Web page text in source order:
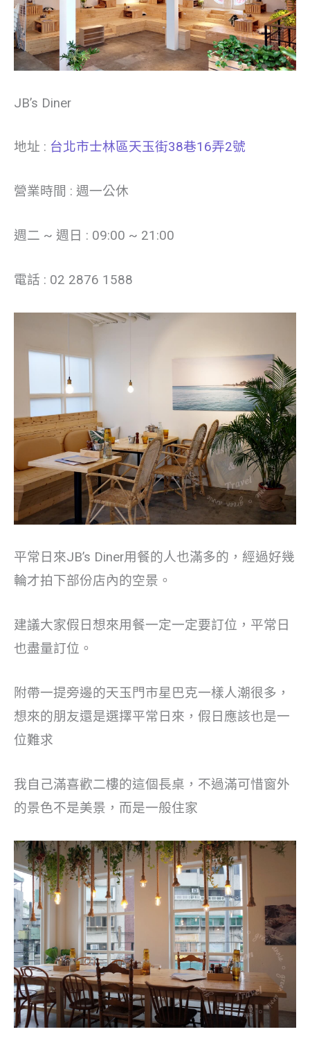
JB’s Diner
地址 : 台北市士林區天玉街38巷16弄2號
營業時間 : 週一公休
週二 ~ 週日 : 09:00 ~ 21:00
電話 : 02 2876 1588
平常日來JB’s Diner用餐的人也滿多的，經過好幾
輪才拍下部份店內的空景。
建議大家假日想來用餐一定一定要訂位，平常日
也盡量訂位。
附帶一提旁邊的天玉門市星巴克一樣人潮很多，
想來的朋友還是選擇平常日來，假日應該也是一
位難求
我自己滿喜歡二樓的這個長桌，不過滿可惜窗外
的景色不是美景，而是一般住家